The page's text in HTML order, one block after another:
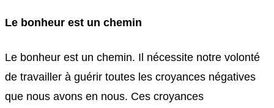
Le bonheur est un chemin
Le bonheur est un chemin. Il nécessite notre volonté
de travailler à guérir toutes les croyances négatives
que nous avons en nous. Ces croyances